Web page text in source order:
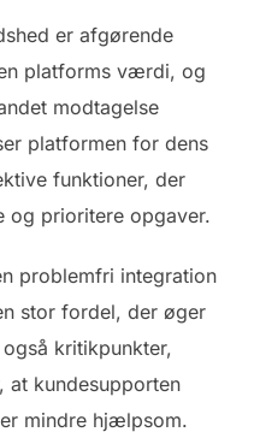
er afgørende
platforms værdi, og
modtagelse
platformen for dens
funktioner, der
og prioritere opgaver.
problemfri integration
stor fordel, der øger
kritikpunkter,
at kundesupporten
mindre hjælpsom.